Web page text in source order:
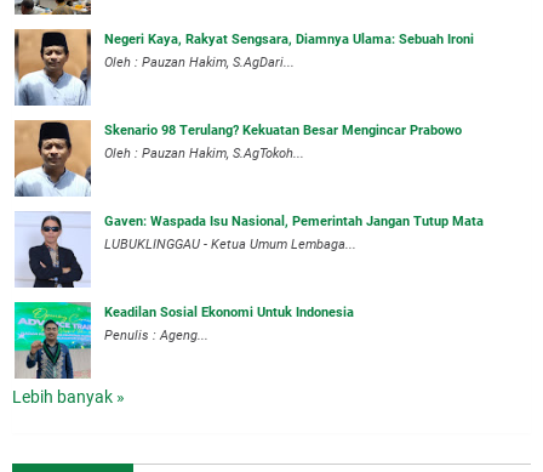
Negeri Kaya, Rakyat Sengsara, Diamnya Ulama: Sebuah Ironi
Oleh : Pauzan Hakim, S.AgDari...
Skenario 98 Terulang? Kekuatan Besar Mengincar Prabowo
Oleh : Pauzan Hakim, S.AgTokoh...
Gaven: Waspada Isu Nasional, Pemerintah Jangan Tutup Mata
LUBUKLINGGAU - Ketua Umum Lembaga...
Keadilan Sosial Ekonomi Untuk Indonesia
Penulis : Ageng...
Lebih banyak »